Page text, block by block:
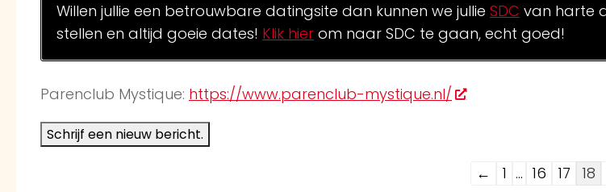
Willen jullie een betrouwbare datingsite dan kunnen we jullie SDC van harte
stellen en altijd goeie dates! Klik hier om naar SDC te gaan, echt goed!
Parenclub Mystique: https://www.parenclub-mystique.nl/
Navigatie
← 1 ... 16 17 18